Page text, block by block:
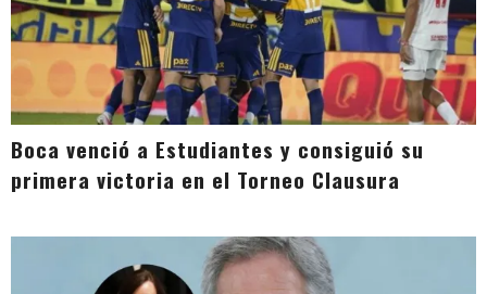
Boca venció a Estudiantes y consiguió su
primera victoria en el Torneo Clausura